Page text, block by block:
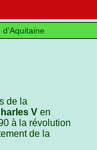
de la
V en
à la révolution
de la